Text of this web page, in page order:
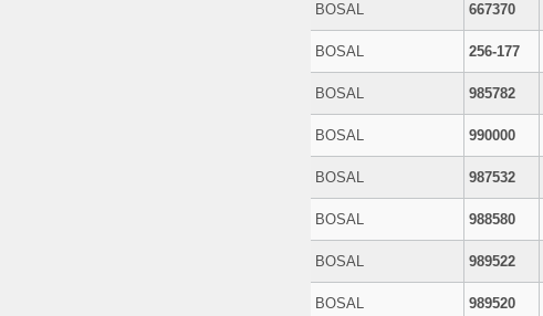
BOSAL 667370
BOSAL 256-177
BOSAL 985782
BOSAL 990000
BOSAL 987532
BOSAL 988580
BOSAL 989522
BOSAL 989520